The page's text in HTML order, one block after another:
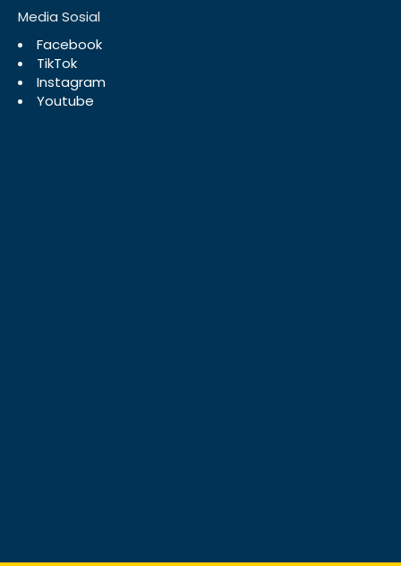
Media Sosial
Facebook
TikTok
Instagram
Youtube